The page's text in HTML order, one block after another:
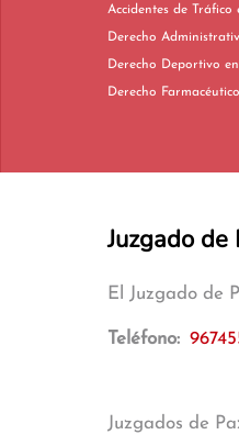
Juzgado
El Juzgado de
Teléfono:
Juzgados de